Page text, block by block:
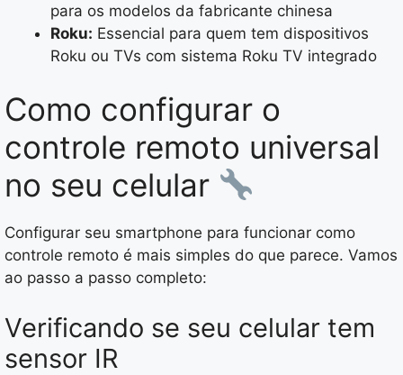
para os modelos da fabricante chinesa
Roku: Essencial para quem tem dispositivos
Roku ou TVs com sistema Roku TV integrado
Como configurar o
controle remoto universal
no seu celular
Configurar seu smartphone para funcionar como
controle remoto é mais simples do que parece. Vamos
ao passo a passo completo:
Verificando se seu celular tem
sensor IR